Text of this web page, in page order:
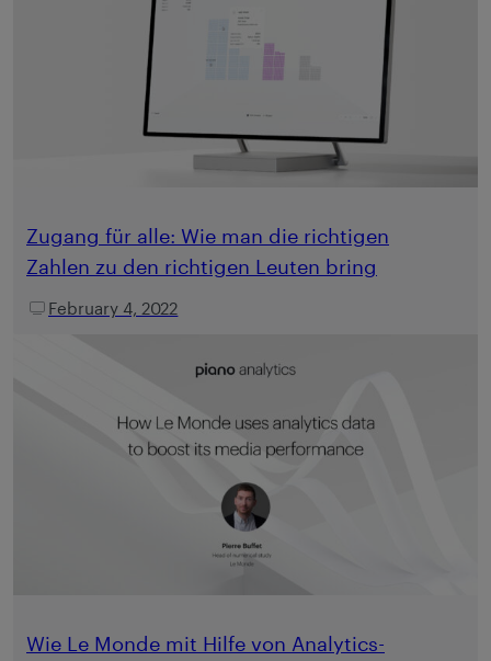
Zugang für alle: Wie man die richtigen
Zahlen zu den richtigen Leuten bring
February 4, 2022
Wie Le Monde mit Hilfe von Analytics-